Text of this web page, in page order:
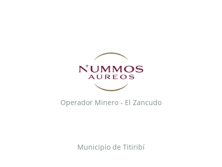
Operador Minero - El Zancudo
Municipio de Titiribí